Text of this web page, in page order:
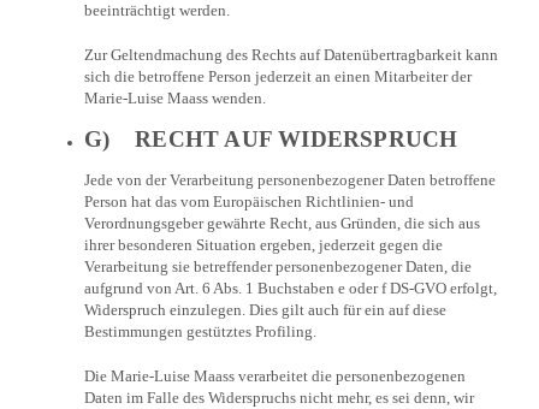
beeinträchtigt werden.
Zur Geltendmachung des Rechts auf Datenübertragbarkeit kann
sich die betroffene Person jederzeit an einen Mitarbeiter der
Marie-Luise Maass wenden.
G) RECHT AUF WIDERSPRUCH
Jede von der Verarbeitung personenbezogener Daten betroffene
Person hat das vom Europäischen Richtlinien- und
Verordnungsgeber gewährte Recht, aus Gründen, die sich aus
ihrer besonderen Situation ergeben, jederzeit gegen die
Verarbeitung sie betreffender personenbezogener Daten, die
aufgrund von Art. 6 Abs. 1 Buchstaben e oder f DS-GVO erfolgt,
Widerspruch einzulegen. Dies gilt auch für ein auf diese
Bestimmungen gestütztes Profiling.
Die Marie-Luise Maass verarbeitet die personenbezogenen
Daten im Falle des Widerspruchs nicht mehr, es sei denn, wir